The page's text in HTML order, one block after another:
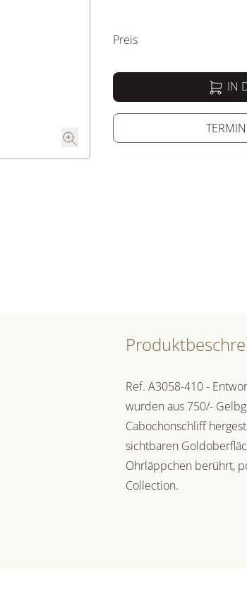
Preis
IN
Ref. A3058-410 -
wurden aus 750/-
Cabochonschliff
sichtbaren
Ohrläppchen berührt,
Collection.